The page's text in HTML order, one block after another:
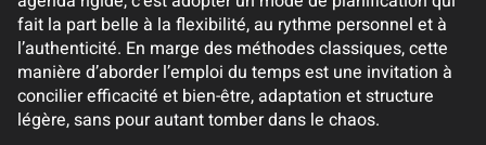
fait la part belle à la flexibilité, au rythme personnel et à
l’authenticité. En marge des méthodes classiques, cette
manière d’aborder l’emploi du temps est une invitation à
concilier efficacité et bien-être, adaptation et structure
légère, sans pour autant tomber dans le chaos.